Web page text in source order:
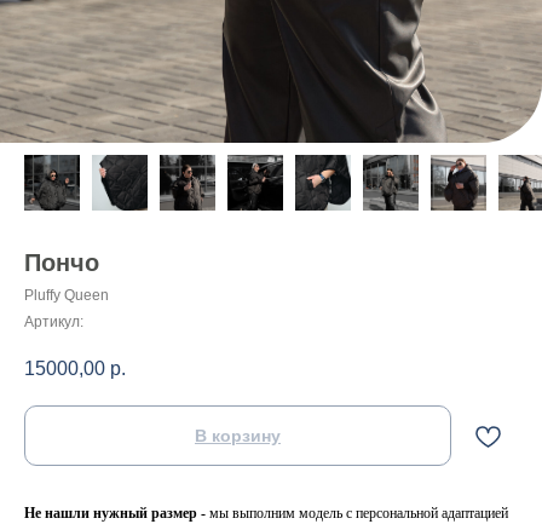
Пончо
Pluffy Queen
Артикул:
15000,00 р.
В корзину
Не нашли нужный размер - мы выполним модель с персональной адаптацией